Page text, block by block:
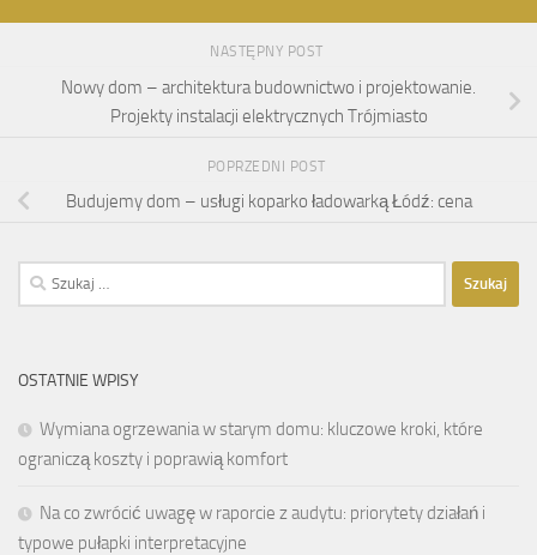
NASTĘPNY POST
Nowy dom – architektura budownictwo i projektowanie.
Projekty instalacji elektrycznych Trójmiasto
POPRZEDNI POST
Budujemy dom – usługi koparko ładowarką Łódź: cena
Szukaj:
OSTATNIE WPISY
Wymiana ogrzewania w starym domu: kluczowe kroki, które
ograniczą koszty i poprawią komfort
Na co zwrócić uwagę w raporcie z audytu: priorytety działań i
typowe pułapki interpretacyjne